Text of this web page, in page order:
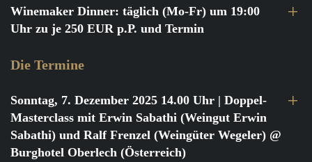
Winemaker Dinner: täglich (Mo-Fr) um 19:00
Uhr zu je 250 EUR p.P. und Termin
Die Termine
Sonntag, 7. Dezember 2025 14.00 Uhr | Doppel-
Masterclass mit Erwin Sabathi (Weingut Erwin
Sabathi) und Ralf Frenzel (Weingüter Wegeler) @
Burghotel Oberlech (Österreich)